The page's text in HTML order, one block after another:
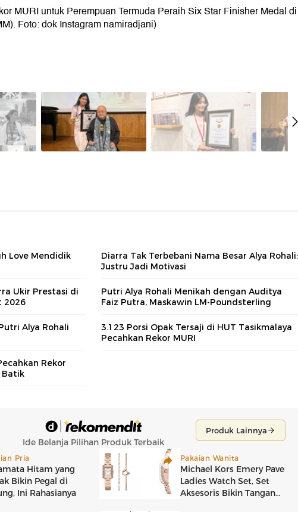
MURI untuk Perempuan Termuda Peraih Six Star Finisher Medal di
Foto: dok Instagram namiradjani)
Love Mendidik
Diarra Tak Terbebani Nama Besar Alya Rohali:
Justru Jadi Motivasi
Ukir Prestasi di
2026
Putri Alya Rohali Menikah dengan Auditya
Faiz Putra, Maskawin LM-Poundsterling
Alya Rohali
3.123 Porsi Opak Tersaji di HUT Tasikmalaya
Pecahkan Rekor MURI
Rekor
Batik